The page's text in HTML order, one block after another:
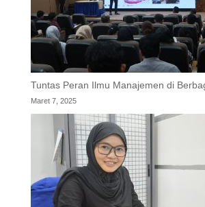
Tuntas Peran Ilmu Manajemen di
Maret 7, 2025